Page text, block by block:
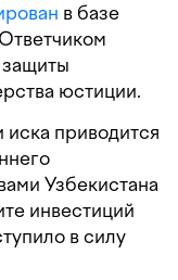
в базе
защиты
юстиции.
иска приводится
Узбекистана
инвестиций
в силу